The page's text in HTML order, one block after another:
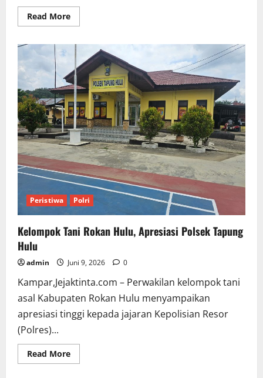
Read MoreRead
more
Kampar
AKBP
Boby
Putra
Ramadhan
S.SIK
Resmikan
Kampung
ATM
Di
Desa
Bukit
Kemuning
Peristiwa Polri
Kelompok Tani Rokan Hulu, Apresiasi Polsek Tapung
Hulu
admin Juni 9, 2026 0
Kampar,Jejaktinta.com – Perwakilan kelompok tani
asal Kabupaten Rokan Hulu menyampaikan
apresiasi tinggi kepada jajaran Kepolisian Resor
(Polres)...
Read MoreRead
more